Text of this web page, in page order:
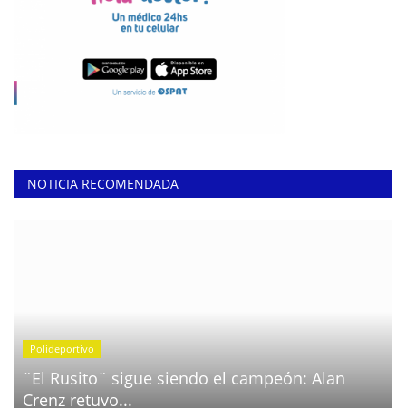
NOTICIA RECOMENDADA
Polideportivo
¨El Rusito¨ sigue siendo el campeón: Alan
Crenz retuvo...